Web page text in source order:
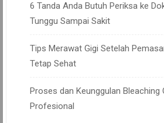
6 Tanda Anda Butuh Periksa ke
Tunggu Sampai Sakit
Tips Merawat Gigi Setelah
Tetap Sehat
Proses dan Keunggulan Bleaching
Profesional